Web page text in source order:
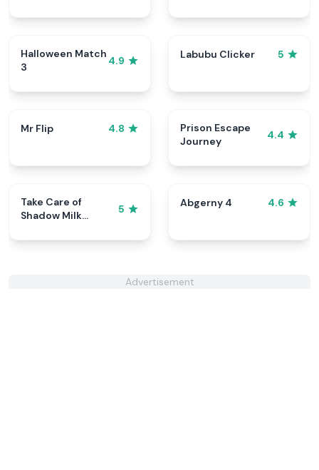
Halloween Match
3
4.9
Labubu Clicker 5
Mr Flip 4.8
Prison Escape
Journey
4.4
Take Care of
Shadow Milk
5
Abgerny 4 4.6
Advertisement